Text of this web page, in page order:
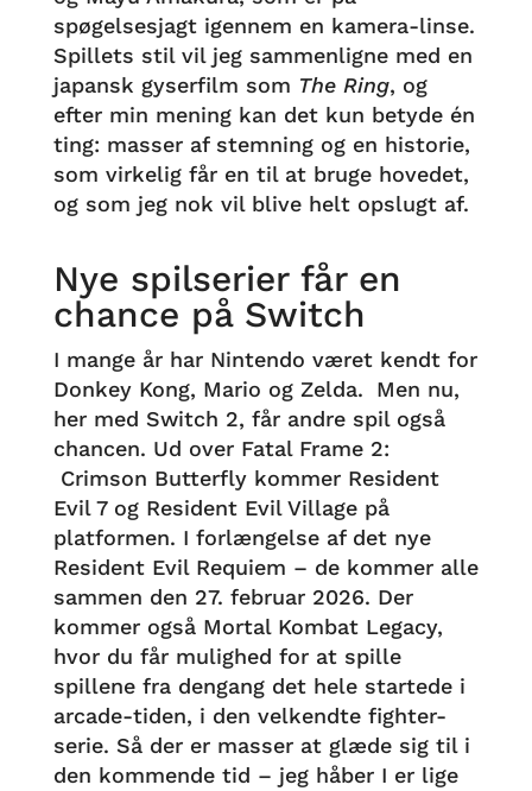
spøgelsesjagt igennem en kamera-linse.
Spillets stil vil jeg sammenligne med en
japansk gyserfilm som The Ring, og
efter min mening kan det kun betyde én
ting: masser af stemning og en historie,
som virkelig får en til at bruge hovedet,
og som jeg nok vil blive helt opslugt af.
Nye spilserier får en
chance på Switch
I mange år har Nintendo været kendt for
Donkey Kong, Mario og Zelda. Men nu,
her med Switch 2, får andre spil også
chancen. Ud over Fatal Frame 2:
Crimson Butterfly kommer Resident
Evil 7 og Resident Evil Village på
platformen. I forlængelse af det nye
Resident Evil Requiem – de kommer alle
sammen den 27. februar 2026. Der
kommer også Mortal Kombat Legacy,
hvor du får mulighed for at spille
spillene fra dengang det hele startede i
arcade-tiden, i den velkendte fighter-
serie. Så der er masser at glæde sig til i
den kommende tid – jeg håber I er lige